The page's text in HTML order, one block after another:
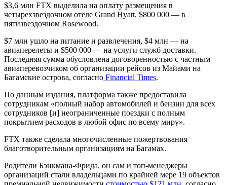
$3,6 млн FTX выделила на оплату размещения в
четырехзвездочном отеле Grand Hyatt, $800 000 — в
пятизвездочном Rosewood.
$7 млн ушло на питание и развлечения, $4 млн — на
авиаперелеты и $500 000 — на услуги служб доставки.
Последняя сумма обусловлена договоренностью с частным
авиаперевозчиком об организации рейсов из Майами на
Багамские острова, согласно Financial Times.
По данным издания, платформа также предоставила
сотрудникам «полный набор автомобилей и бензин для всех
сотрудников [и] неограниченные поездки с полным
покрытием расходов в любой офис по всему миру».
FTX также сделала многочисленные пожертвования
благотворительным организациям на Багамах.
Родители Бэнкмана-Фрида, он сам и топ-менеджеры
организаций стали владельцами по крайней мере 19 объектов